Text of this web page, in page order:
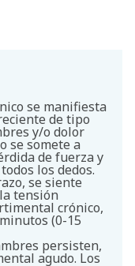
se manifiesta
de tipo
y/o dolor
se somete a
de fuerza y
los dedos.
se siente
tensión
crónico,
(0-15
persisten,
agudo. Los